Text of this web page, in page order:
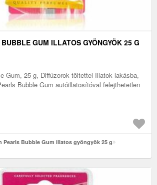
GUM ILLATOS GYÖNGYÖK 25 G
Gum, 25 g, Diffúzorok töltettel Illatok lakásba,
Bubble Gum autóillatosítóval felejthetetlen
Pearls Bubble Gum illatos gyöngyök 25 g